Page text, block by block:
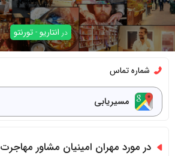
در انتاریو - تورنتو
شماره تماس
مسیریابی
در مورد مهران امینیان مشاور مهاجرت